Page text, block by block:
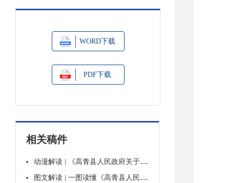
WORD下载
PDF下载
相关稿件
动漫解读 | 《高青县人民政府关于公布县级行政执法主体的公告》政策解读
图文解读 | 一图读懂《高青县人民政府关于公布县级行政执法主体的公告》